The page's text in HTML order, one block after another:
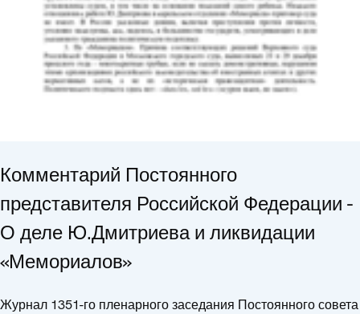
Комментарий Постоянного
представителя Российской Федерации -
О деле Ю.Дмитриева и ликвидации
«Мемориалов»
Журнал 1351-го пленарного заседания Постоянного совета